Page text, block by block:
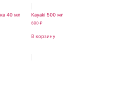
40 мл Kayaki 500 мл
690 ₽
В корзину